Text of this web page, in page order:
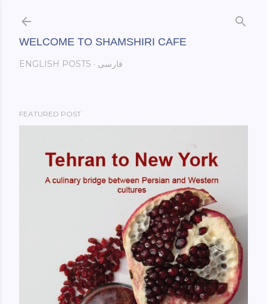
WELCOME TO SHAMSHIRI CAFE
ENGLISH POSTS فارسی
FEATURED POST